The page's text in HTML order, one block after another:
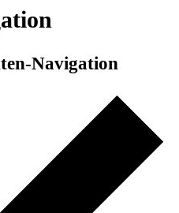
Navigation